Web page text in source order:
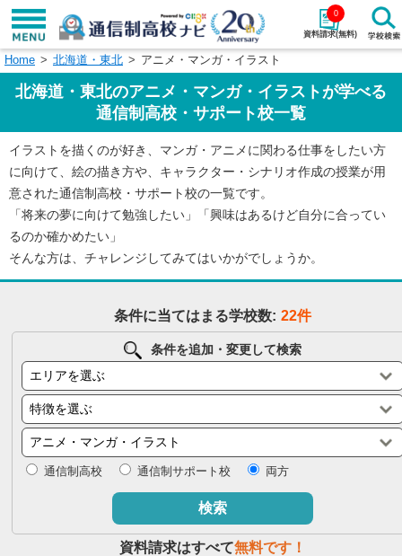
資料請求(無料)
0
学校名で探す
検索
エリアから探す 特徴から探す
エリアを選択して探す
関東
東海 北陸・甲信越
中国
四国
閉じる
Home 北海道・東北 アニメ・マンガ・イラスト
北海道・東北のアニメ・マンガ・イラストが学べる
通信制高校・サポート校一覧
イラストを描くのが好き、マンガ・アニメに関わる仕事をしたい方
に向けて、絵の描き方や、キャラクター・シナリオ作成の授業が用
意された通信制高校・サポート校の一覧です。
「将来の夢に向けて勉強したい」「興味はあるけど自分に合ってい
るのか確かめたい」
そんな方は、チャレンジしてみてはいかがでしょうか。
条件に当てはまる学校数: 22件
条件を追加・変更して検索
通信制高校 通信制サポート校 両方
検索
資料請求はすべて無料です！